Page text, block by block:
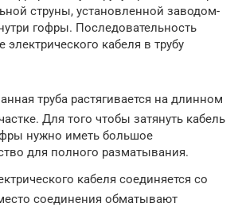
струны, установленной заводом-
гофры. Последовательность
электрического кабеля в трубу
труба растягивается на длинном
Для того чтобы затянуть кабель
нужно иметь большое
для полного разматывания.
кабеля соединяется со
соединения обматывают